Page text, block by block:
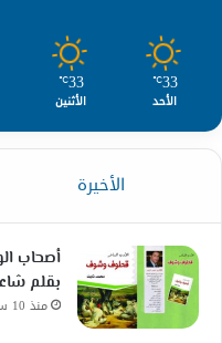
33
℃
الأحد
33
℃
الأثنين
الأخيرة
أصحاب
بقلم
منذ 10 ساعات